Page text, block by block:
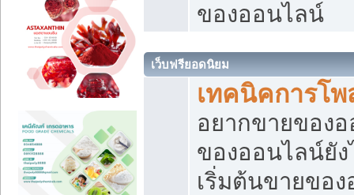
ของออนไลน์
เว็บฟรียอดนิยม
เทคนิคการโ
อยากขายของ
ของออนไลน์ยั
เริ่มต้นขายของ